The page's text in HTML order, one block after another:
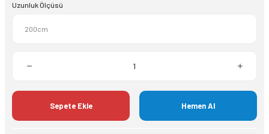
Uzunluk Ölçüsü
Sepete Ekle Hemen Al